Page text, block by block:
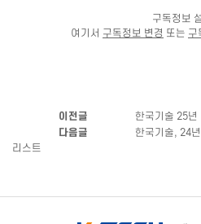
구독정보
여기서 구독정보 변경 또는 구
이전글 한국기술 25년
다음글
한국기술, 24
리스트